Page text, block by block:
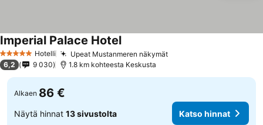
5 Tähtiluokitus
Hotelli Upeat Mustanmeren näkymät
Imperial Palace Hotel
6,2 9 030 1.8 km kohteesta Keskusta
Alkaen 86 €
Näytä hinnat 13 sivustolta Katso hinnat